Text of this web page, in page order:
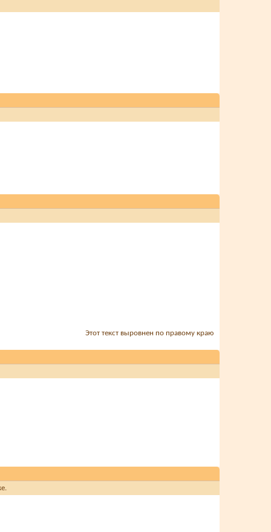
Этот текст выровнен по правому краю